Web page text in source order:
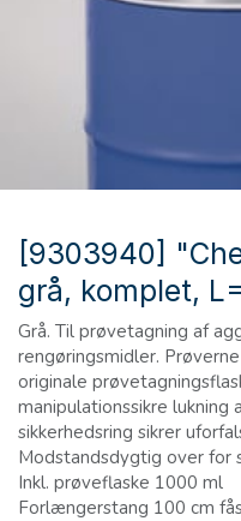
[9303940]
grå, komplet,
Grå. Til prøvetagning af
rengøringsmidler.
originale
manipulationssikre lukning
sikkerhedsring sikrer
Modstandsdygtig over for
Inkl. prøveflaske 1000 ml
Forlængerstang 100 cm